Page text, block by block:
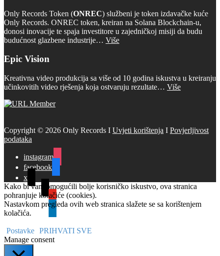
Only Records Token (ONREC) službeni je token izdavačke kuće
Only Records. ONREC token, kreiran na Solana Blockchain-u,
donosi inovacije te spaja investitore u zajedničkoj misiji da budu
budućnost glazbene industrije… Više
Epic Vision
Kreativna video produkcija sa više od 10 godina iskustva u kreiranju
učinkovitih video rješenja koja ostvaruju rezultate… Više
Copyright © 2026 Only Records I Uvjeti korištenja I Povjerljivost
podataka
instagram
facebook
x
tiktok
youtube
linkedin
Kako bi vam omogućili bolje korisničko iskustvo, ova stranica
pohranjuje kolačiće (cookies).
Nastavkom pregleda ovih web stranica slažete se sa korištenjem
kolačića.
Postavke PRIHVATI SVE
Manage consent